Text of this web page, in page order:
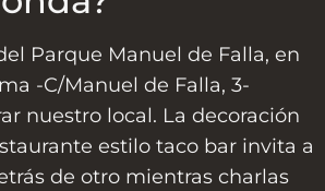
Parque Manuel de Falla, en
-C/Manuel de Falla, 3-
nuestro local. La decoración
estilo taco bar invita a
de otro mientras charlas